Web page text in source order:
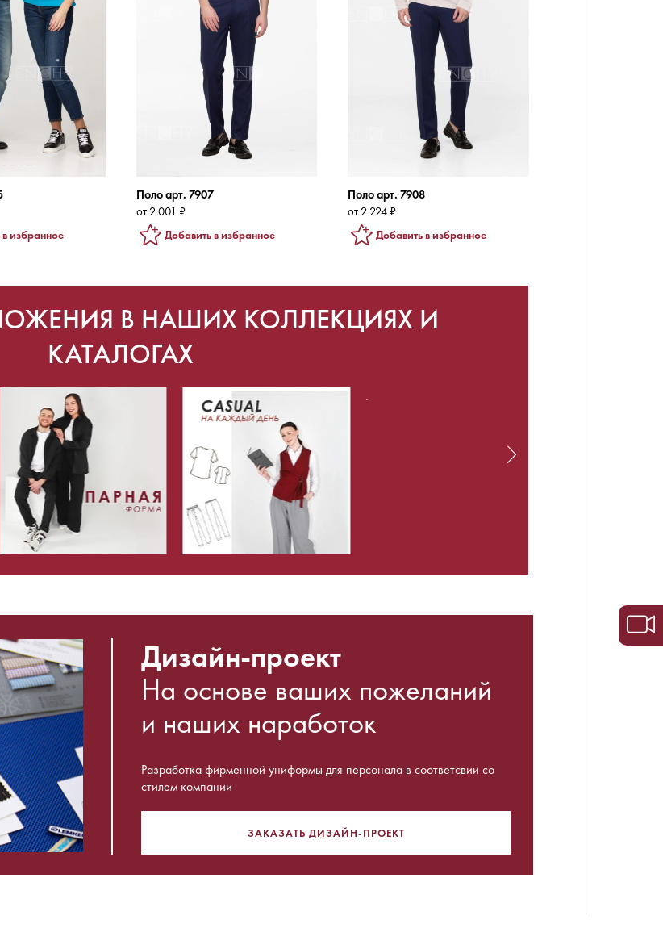
избранное
Поло арт. 7907
от 2 001 ₽
Добавить в избранное
Поло арт. 7908
от 2 224 ₽
Добавить в избранное
В НАШИХ КОЛЛЕКЦИЯХ И
КАТАЛОГАХ
Дизайн-проект
На основе ваших пожеланий
и наших наработок
Разработка фирменной униформы для персонала в соответсвии со
стилем компании
ЗАКАЗАТЬ ДИЗАЙН-ПРОЕКТ